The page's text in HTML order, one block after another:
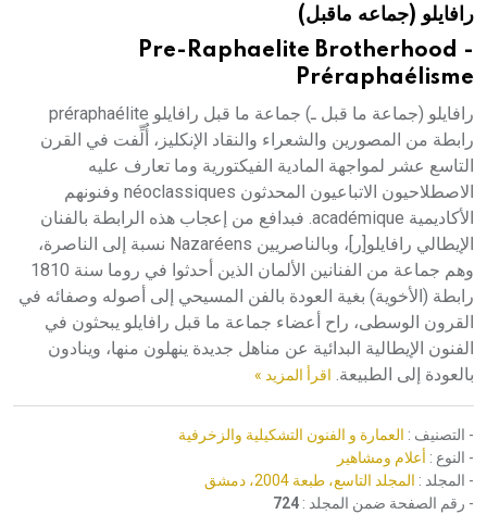
هيئة الموسوعة العربية تطلق موسوعات جديدة في عام 2026
رافايلو (جماعه ماقبل)
Pre-Raphaelite Brotherhood -
Préraphaélisme
رافايلو (جماعة ما قبل ـ) جماعة ما قبل رافايلو préraphaélite
رابطة من المصورين والشعراء والنقاد الإنكليز، أُلِّفت في القرن
التاسع عشر لمواجهة المادية الفيكتورية وما تعارف عليه
الاصطلاحيون الاتباعيون المحدثون néoclassiques وفنونهم
الأكاديمية académique. فبدافع من إعجاب هذه الرابطة بالفنان
الإيطالي رافايلو[ر]، وبالناصريين Nazaréens نسبة إلى الناصرة،
وهم جماعة من الفنانين الألمان الذين أحدثوا في روما سنة 1810
رابطة (الأخوية) بغية العودة بالفن المسيحي إلى أصوله وصفائه في
القرون الوسطى، راح أعضاء جماعة ما قبل رافايلو يبحثون في
الفنون الإيطالية البدائية عن مناهل جديدة ينهلون منها، وينادون
بالعودة إلى الطبيعة. اقرأ المزيد »
- التصنيف : العمارة و الفنون التشكيلية والزخرفية
- النوع : أعلام ومشاهير
- المجلد : المجلد التاسع، طبعة 2004، دمشق
- رقم الصفحة ضمن المجلد : 724